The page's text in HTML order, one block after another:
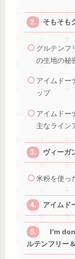
そもそも
グルテンフ
の生地の秘
アイムドー
ップ
アイムドー
主なライン
ヴィーガ
米粉を使っ
アイムド
I’m
ルテンフリー